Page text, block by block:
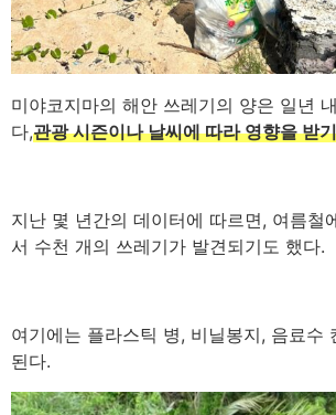
미야코지마의 해안 쓰레기의 양은 일년
다,관광 시즌이나 날씨에 따라 영향을 받
지난 몇 년간의 데이터에 따르면, 여름철
서 수천 개의 쓰레기가 발견되기도 했다.
여기에는 플라스틱 병, 비닐봉지, 음료수
된다.